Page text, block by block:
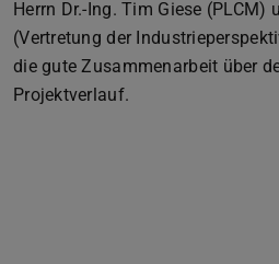
Herrn Dr.-Ing. Tim Giese
(Vertretung der
die gute Zusammenarbeit über
Projektverlauf.